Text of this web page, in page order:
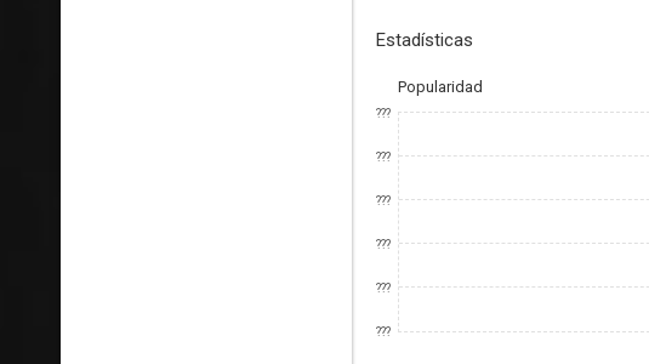
Estadísticas
Popularidad
???
???
???
???
???
???